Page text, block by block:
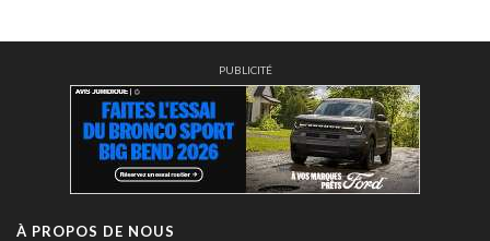
PUBLICITÉ
À PROPOS DE NOUS